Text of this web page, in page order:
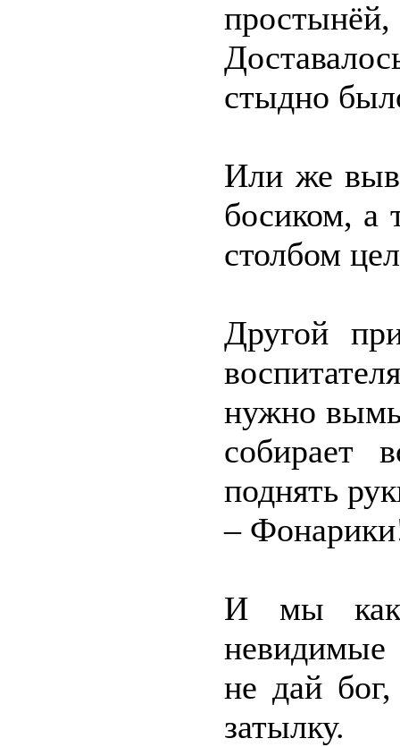
стыдно
Или же
босиком, а
столбом
Другой
нужно
собирает
поднять
–
И мы как
невидимые
не дай
затылку.